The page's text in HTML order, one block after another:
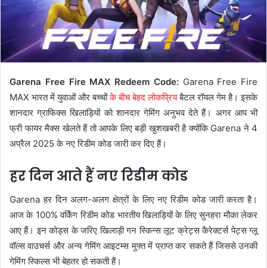
Garena Free Fire MAX Redeem Code: Garena Free Fire
MAX भारत में युवाओं और बच्चोंके बीच बेहद लोकप्रियबैटल रॉयल गेम है। इसके
शानदार ग्राफिक्स खिलाड़ियों को शानदार गेमिंग अनुभव देते हैं। अगर आप भी
फ्री फायर मैक्स खेलते हैं तो आपके लिए बड़ी खुशखबरी है क्योंकि Garena ने 4
अप्रैल 2025 के नए रिडीम कोड जारी कर दिए हैं।
हर दिन आते हैं नए रिडीम कोड
Garena हर दिन अलग-अलग क्षेत्रों के लिए नए रिडीम कोड जारी करता है।
आज के 100% वर्किंग रिडीम कोड भारतीय खिलाड़ियों के लिए सुनहरा मौका लेकर
आए हैं। इन कोड्स के जरिए खिलाड़ी गन स्किन्स लूट क्रेट्स कैरेक्टर्स पेट्स ग्लू
वॉल्स वाउचर्स और अन्य गेमिंग आइटम्स मुफ्त में प्राप्त कर सकते हैं जिससे उनकी
गेमिंग स्किल्स भी बेहतर हो सकती हैं।